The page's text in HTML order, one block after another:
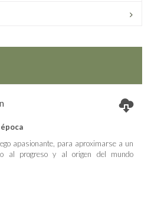
apasionante, para aproximarse a un
al progreso y al origen del mundo